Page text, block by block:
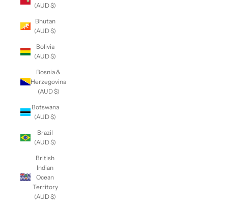
(AUD $)
Bhutan
(AUD $)
Bolivia
(AUD $)
Bosnia &
Herzegovina
(AUD $)
Botswana
(AUD $)
Brazil
(AUD $)
British
Indian
Ocean
Territory
(AUD $)